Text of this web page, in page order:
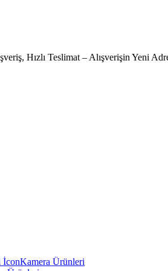
Hızlı Teslimat – Alışverişin Yeni
Kamera Ürünleri